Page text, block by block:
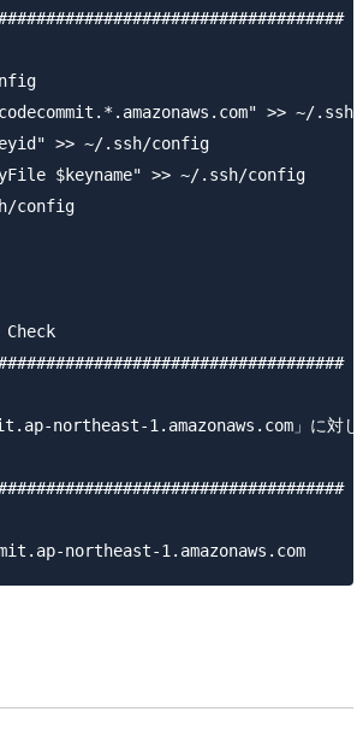
>> ~/
>> ~/.ssh/config
$keyname" >> ~/.ssh/config
config
northeast-1.amazonaws.com」に対して